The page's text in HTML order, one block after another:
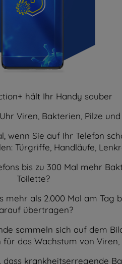
hält Ihr Handy sauber
Viren, Bakterien, Pilze
Sie auf Ihr Telefon
Türgriffe, Handläufe,
bis zu 300 Mal mehr
Toilette?
mehr als 2.000 Mal am
übertragen?
sammeln sich auf dem
das Wachstum von Viren,
krankheitserregende